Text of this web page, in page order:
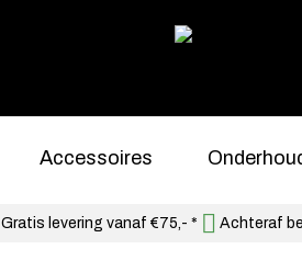
Accessoires
Gratis levering vanaf €75,- * Achteraf